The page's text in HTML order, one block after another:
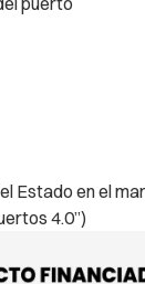
Estado en el
4.0”)